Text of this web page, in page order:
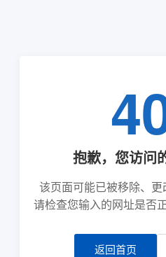
抱歉，您访问
该页面可能已被移除、更
请检查您输入的网址是否
返回首页